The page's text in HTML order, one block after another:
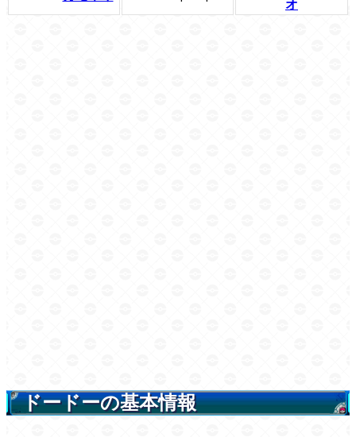
オ
ドードーの基本情報